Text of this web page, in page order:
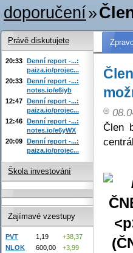
doporučení»
Člen
Právě diskutujete
20:33 Denní report -...:
paiza.io/projec...
20:33 Denní report -...:
notes.io/e6iyb
12:47 Denní report -...:
paiza.io/projec...
12:46 Denní report -...:
notes.io/e6yWX
20:09 Denní report -...:
paiza.io/projec...
Škola investování
Zajímavé vzestupy
PVT 1,19
+38,37
NLOK
600,00
+3,99